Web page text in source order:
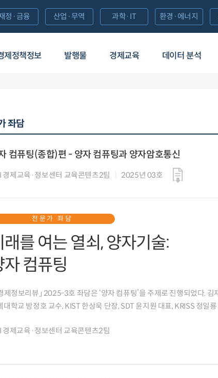
제정책정보 발행물 경제교육 데이터 분석
정·금융 산업·무역 과학·IT 환경·에너지
좌담
컴퓨팅(종합)편 - 양자 컴퓨팅과 양자암호통신
경제교육·정보센터 교육콘텐츠2팀 2025년 03호
전문가 좌담
래를 여는 열쇠, 양자기술:
자 컴퓨팅
제정보리뷰」 2025-3호 좌담은 ‘양자 컴퓨팅’을 주제로 진행되었다.
대학교 방정호 교수, KIST 한상욱 단장, SDT 윤지원 대표, KRISS 정일
경제교육·정보센터 교육콘텐츠2팀